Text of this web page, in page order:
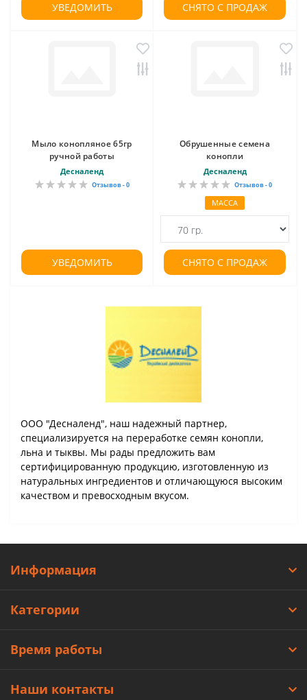
УВЕДОМИТЬ СНЯТО С ПРОДАЖ
Мыло конопляное 65гр
ручной работы
Десналенд
Отзывов - 0
УВЕДОМИТЬ
Обрушенные семена
конопли
Десналенд
Отзывов - 0
МАССА
СНЯТО С ПРОДАЖ
ООО "Десналенд", наш надежный партнер,
специализируется на переработке семян конопли,
льна и тыквы. Мы рады предложить вам
сертифицированную продукцию, изготовленную из
натуральных ингредиентов и отличающуюся высоким
качеством и превосходным вкусом.
Информация
Категории
Время работы
Наши контакты